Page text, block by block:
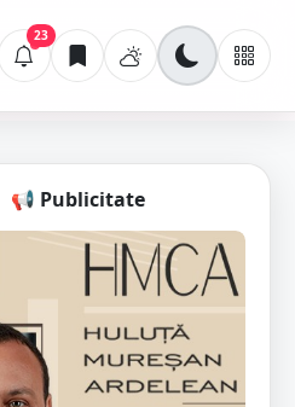
23
📢 Publicitate